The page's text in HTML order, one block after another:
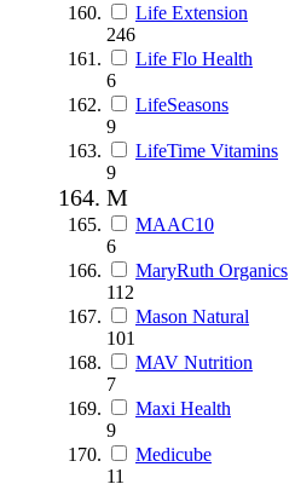
Life Extension
246
Life Flo Health
6
LifeSeasons
9
LifeTime Vitamins
9
M
MAAC10
6
MaryRuth Organics
112
Mason Natural
101
MAV Nutrition
7
Maxi Health
9
Medicube
11